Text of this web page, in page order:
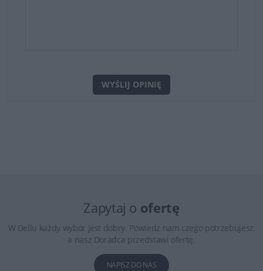
WYŚLIJ OPINIĘ
Zapytaj o ofertę
W Dellu każdy wybór jest dobry. Powiedz nam czego potrzebujesz,
a nasz Doradca przedstawi ofertę.
NAPISZ DO NAS